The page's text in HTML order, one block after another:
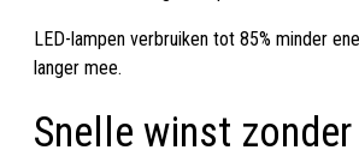
LED-lampen verbruiken tot 85% minder
langer mee.
Snelle winst zonder